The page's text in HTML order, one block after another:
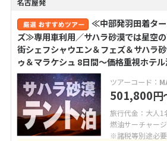
名古屋発
≪中部発羽田着タ
ズ≫専用車利用／サハラ砂漠では星空
街シェフシャウエン＆フェズ＆サハラ
ゥ＆マラケシュ 8日間～価格重視ホテ
ツアーコード：
501,800円
旅行代金：大人1
燃油サーチャー
※諸税等別途必要